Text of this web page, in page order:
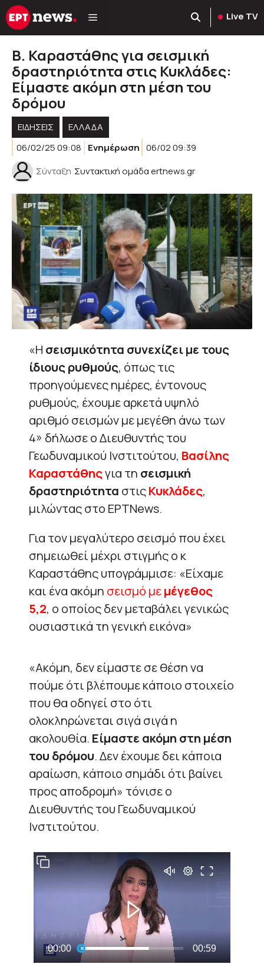
Μετάβαση
σε
Live TV
Β. Καραστάθης για σεισμική
δραστηριότητα στις Κυκλάδες:
Είμαστε ακόμη στη μέση του
δρόμου
ΕΙΔΗΣΕΙΣ
ΕΛΛΑΔΑ
06/02/25 09:08
Ενημέρωση 06/02 09:39
Σύνταξη Συντακτική ομάδα ertnews.gr
«Η σεισμικότητα συνεχίζει με τους
ίδιους ρυθμούς, όπως τις
προηγούμενες ημέρες, έντονους
ρυθμούς, έχουμε αρκετά υψηλό
αριθμό σεισμών με μεγέθη άνω των
4» δήλωσε ο Διευθυντής του
Γεωδυναμικού Ινστιτούτου, Βασίλης
Καραστάθηςγια τη σεισμική
δραστηριότητα στιςΚυκλάδες,
μιλώντας στο ΕΡΤNews.
Για τον μεγαλύτερο σεισμό που έχει
σημειωθεί μέχρι στιγμής ο κ
Καραστάθης υπογράμμισε: «Είχαμε
και ένα ακόμη σεισμό μεμέγεθος
5,2, ο οποίος δεν μεταβάλει γενικώς
ουσιαστικά τη γενική εικόνα»
«Ακόμη, δεν είμαστε σε θέση να
πούμε ότι βλέπουμε κάποιο στοιχείο
που θα οδηγεί στο ότι
ολοκληρώνεται σιγά σιγά η
ακολουθία. Είμαστε ακόμη στη μέση
του δρόμου. Δεν έχουμε δει κάποια
αραίωση, κάποιο σημάδι ότι βαίνει
προς αποδρομή» τόνισε ο
Διευθυντής του Γεωδυναμικού
Ινστιτούτου.